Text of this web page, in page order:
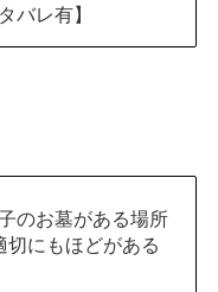
バレ有】
のお墓がある場所
切にもほどがある